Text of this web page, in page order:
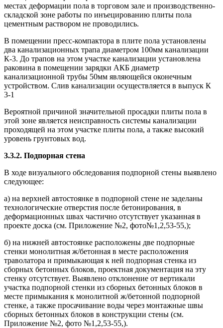
местах деформации пола в торговом зале и производственно-
складской зоне работы по инъецированию плиты пола
цементным раствором не проводились.
В помещении пресс-компактора в плите пола установлены
два канализационных трапа диаметром 100мм канализации
К-3. До трапов на этом участке канализации установлена
раковина в помещении зарядки АКБ диаметр
канализационной трубы 50мм являющейся оконечным
устройством. Слив канализации осуществляется в выпуск К
3-1
Вероятной причиной значительной просадки плиты пола в
этой зоне является неисправность системы канализации
проходящей на этом участке плиты пола, а также высокий
уровень грунтовых вод.
3.3.2. Подпорная стена
В ходе визуального обследования подпорной стены выявлено
следующее:
а) на верхней автостоянке в подпорной стене не заделаны
технологические отверстия после бетонирования, в
деформационных швах частично отсутствует указанная в
проекте доска (см. Приложение №2, фото№1,2,53-55,);
б) на нижней автостоянке расположены две подпорные
стенки монолитная ж/бетонная в месте расположения
траволатора и примыкающая к ней подпорная стенка из
сборных бетонных блоков, проектная документация на эту
стенку отсутствует. Выявлено отклонение от вертикали
участка подпорной стенки из сборных бетонных блоков в
месте примыкания к монолитной ж/бетонной подпорной
стенке, а также просачивание воды через монтажные швы
сборных бетонных блоков в конструкции стены (см.
Приложение №2, фото №1,2,53-55,).